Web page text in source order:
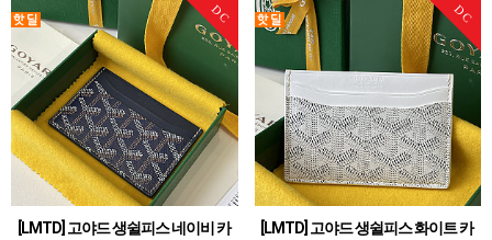
DC
[LMTD] 고야드 생쉴피스 네이비 카
DC
[LMTD] 고야드 생쉴피스 화이트 카